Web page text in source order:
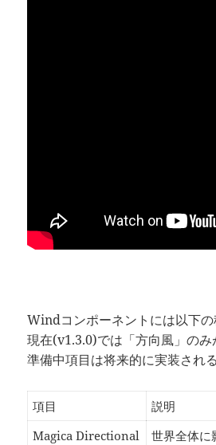
Windコンポーネントには以下の
現在(v1.3.0)では「方向風」のみ
準備中項目は将来的に実装され
項目
説明
Magica Directional
世界全体に